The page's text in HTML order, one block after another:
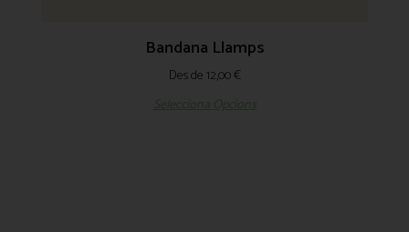
Bandana Llamps
Des de12,00€